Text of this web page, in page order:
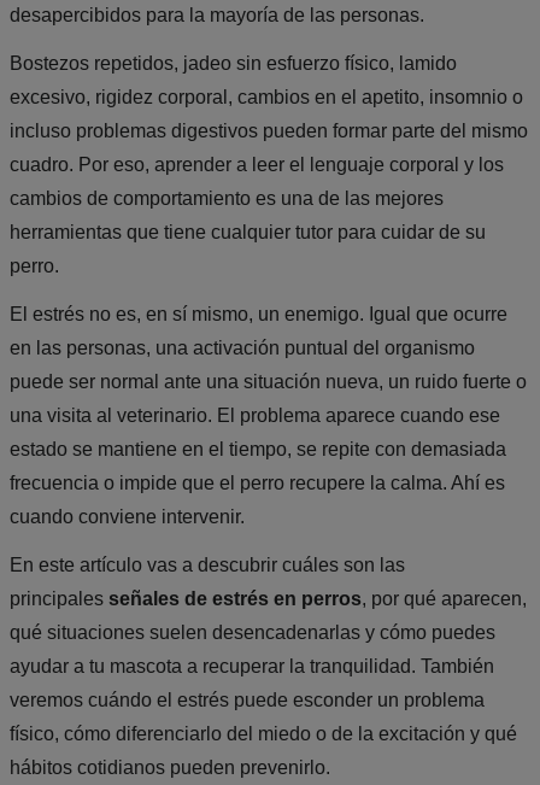
desapercibidos para la mayoría de las personas.
Bostezos repetidos, jadeo sin esfuerzo físico, lamido
excesivo, rigidez corporal, cambios en el apetito, insomnio o
incluso problemas digestivos pueden formar parte del mismo
cuadro. Por eso, aprender a leer el lenguaje corporal y los
cambios de comportamiento es una de las mejores
herramientas que tiene cualquier tutor para cuidar de su
perro.
El estrés no es, en sí mismo, un enemigo. Igual que ocurre
en las personas, una activación puntual del organismo
puede ser normal ante una situación nueva, un ruido fuerte o
una visita al veterinario. El problema aparece cuando ese
estado se mantiene en el tiempo, se repite con demasiada
frecuencia o impide que el perro recupere la calma. Ahí es
cuando conviene intervenir.
En este artículo vas a descubrir cuáles son las
principales señales de estrés en perros, por qué aparecen,
qué situaciones suelen desencadenarlas y cómo puedes
ayudar a tu mascota a recuperar la tranquilidad. También
veremos cuándo el estrés puede esconder un problema
físico, cómo diferenciarlo del miedo o de la excitación y qué
hábitos cotidianos pueden prevenirlo.